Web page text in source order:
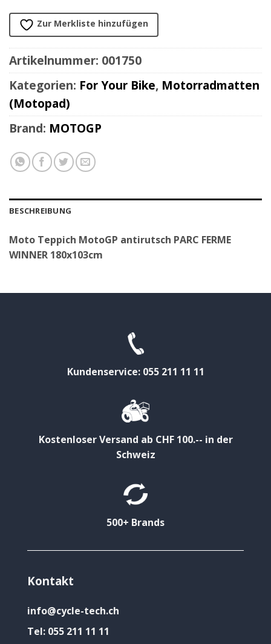
Zur Merkliste hinzufügen
Artikelnummer: 001750
Kategorien: For Your Bike, Motorradmatten
(Motopad)
Brand: MOTOGP
BESCHREIBUNG
Moto Teppich MotoGP antirutsch PARC FERME
WINNER 180x103cm
Kundenservice: 055 211 11 11
Kostenloser Versand ab CHF 100.-- in der
Schweiz
500+ Brands
Kontakt
info@cycle-tech.ch
Tel: 055 211 11 11